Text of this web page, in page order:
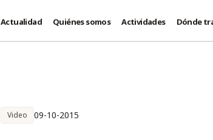
Actualidad Quiénes somos Actividades Dónde
Video 09-10-2015